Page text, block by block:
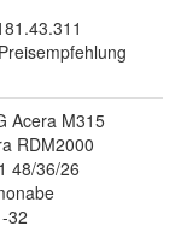
Acera M315
RDM2000
48/36/26
32